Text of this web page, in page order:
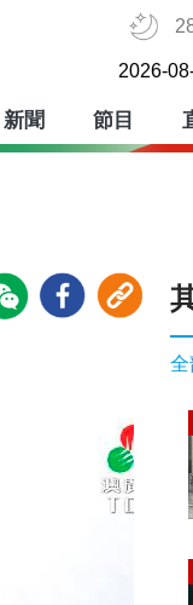
2026-
新聞 節目
全